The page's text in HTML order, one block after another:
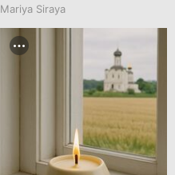
Mariya Siraya